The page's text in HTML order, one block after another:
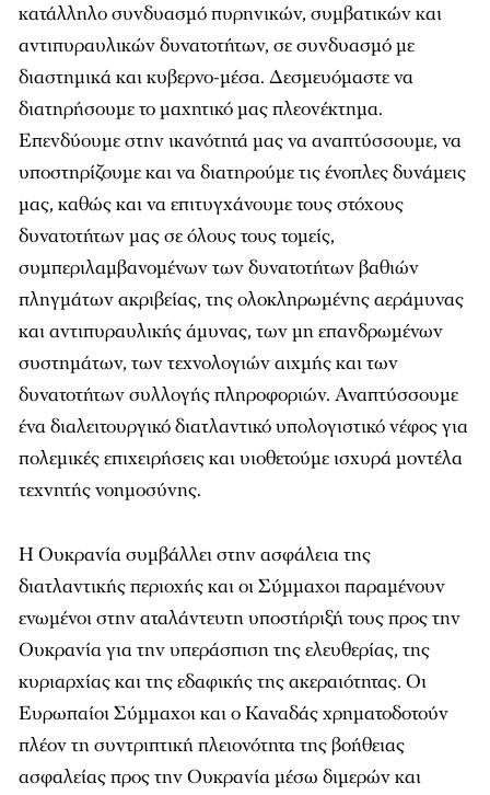
κατάλληλο συνδυασμό πυρηνικών, συμβατικών και
αντιπυραυλικών δυνατοτήτων, σε συνδυασμό με
διαστημικά και κυβερνο-μέσα. Δεσμευόμαστε να
διατηρήσουμε το μαχητικό μας πλεονέκτημα.
Επενδύουμε στην ικανότητά μας να αναπτύσσουμε, να
υποστηρίζουμε και να διατηρούμε τις ένοπλες δυνάμεις
μας, καθώς και να επιτυγχάνουμε τους στόχους
δυνατοτήτων μας σε όλους τους τομείς,
συμπεριλαμβανομένων των δυνατοτήτων βαθιών
πληγμάτων ακριβείας, της ολοκληρωμένης αεράμυνας
και αντιπυραυλικής άμυνας, των μη επανδρωμένων
συστημάτων, των τεχνολογιών αιχμής και των
δυνατοτήτων συλλογής πληροφοριών. Αναπτύσσουμε
ένα διαλειτουργικό διατλαντικό υπολογιστικό νέφος για
πολεμικές επιχειρήσεις και υιοθετούμε ισχυρά μοντέλα
τεχνητής νοημοσύνης.
Η Ουκρανία συμβάλλει στην ασφάλεια της
διατλαντικής περιοχής και οι Σύμμαχοι παραμένουν
ενωμένοι στην αταλάντευτη υποστήριξή τους προς την
Ουκρανία για την υπεράσπιση της ελευθερίας, της
κυριαρχίας και της εδαφικής της ακεραιότητας. Οι
Ευρωπαίοι Σύμμαχοι και ο Καναδάς χρηματοδοτούν
πλέον τη συντριπτική πλειονότητα της βοήθειας
ασφαλείας προς την Ουκρανία μέσω διμερών και